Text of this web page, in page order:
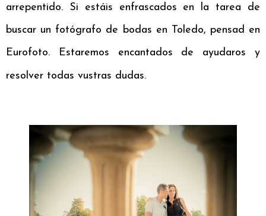
arrepentido. Si estáis enfrascados en la tarea de
buscar un fotógrafo de bodas en Toledo, pensad en
Eurofoto. Estaremos encantados de ayudaros y
resolver todas vustras dudas.